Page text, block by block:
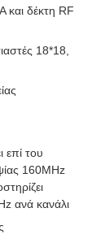
και δέκτη RF
18*18,
επί του
160MHz
ανά κανάλι